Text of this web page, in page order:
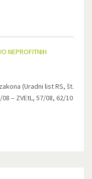
NEPROFITNIH
(Uradni list RS, št.
– ZVEtL, 57/08, 62/10